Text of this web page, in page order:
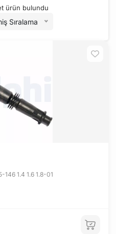
ürün bulundu
Sıralama
146 1.4 1.6 1.8-01